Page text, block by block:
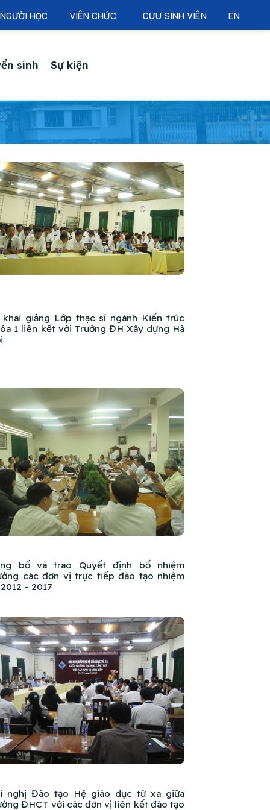
NGƯỜI HỌC VIÊN CHỨC CỰU SINH VIÊN EN
sinh Sự kiện
khai giảng Lớp thạc sĩ ngành Kiến trúc
1 liên kết với Trường ĐH Xây dựng Hà
bố và trao Quyết định bổ nhiệm
các đơn vị trực tiếp đào tạo nhiệm
– 2017
nghị Đào tạo Hệ giáo dục từ xa giữa
ĐHCT với các đơn vị liên kết đào tạo